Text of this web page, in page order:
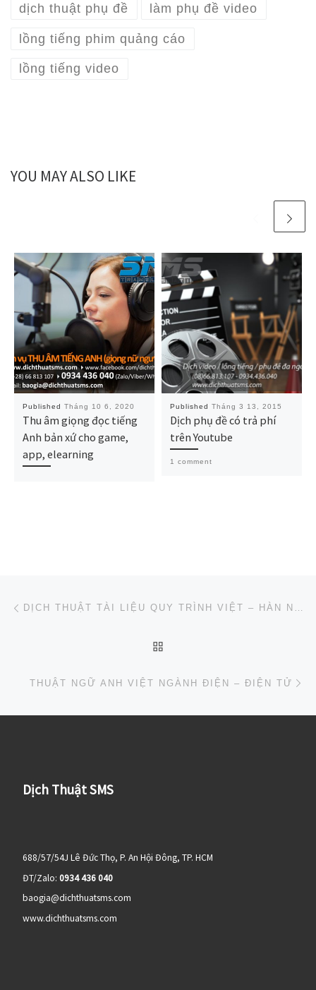
dịch thuật phụ đề làm phụ đề video
lồng tiếng phim quảng cáo
lồng tiếng video
YOU MAY ALSO LIKE
Published Tháng 10 6, 2020
Thu âm giọng đọc tiếng
Anh bản xứ cho game,
app, elearning
Published Tháng 3 13, 2015
Dịch phụ đề có trả phí
trên Youtube
1 comment
Post navigation
THUẬT NGỮ ANH VIỆT NGÀNH ĐIỆN – ĐIỆN TỬ
Dịch Thuật SMS
688/57/54J Lê Đức Thọ, P. An Hội Đông, TP. HCM
ĐT/Zalo: 0934 436 040
baogia@dichthuatsms.com
www.dichthuatsms.com